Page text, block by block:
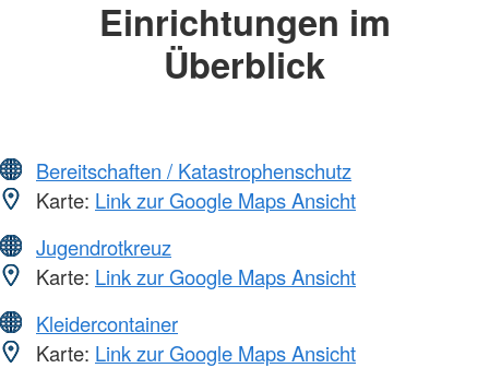
Einrichtungen im
Überblick
Bereitschaften / Katastrophenschutz
Karte: Link zur Google Maps Ansicht
Jugendrotkreuz
Karte: Link zur Google Maps Ansicht
Kleidercontainer
Karte: Link zur Google Maps Ansicht